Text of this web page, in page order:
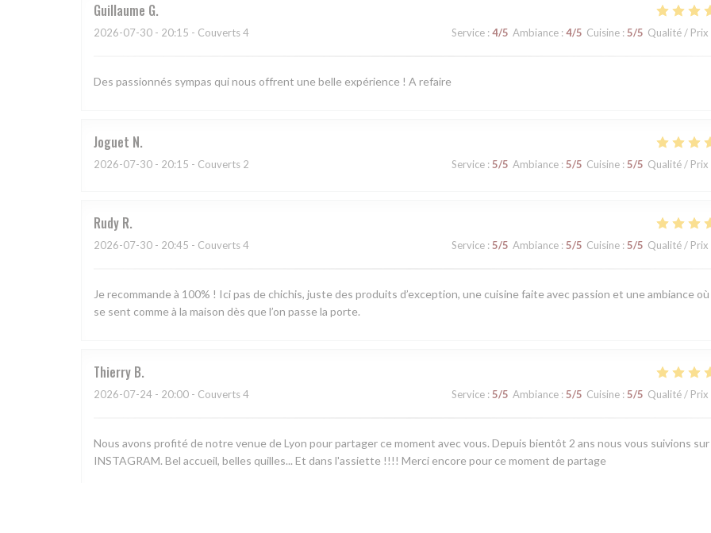
Guillaume G
2026-07-30 - 20:15 - Couverts 4 Service : 4/5 Ambiance : 4/5 Cuisine : 5/5 Qualité / Prix
Des passionnés sympas qui nous offrent une belle expérience ! A refaire
Joguet N
2026-07-30 - 20:15 - Couverts 2 Service : 5/5 Ambiance : 5/5 Cuisine : 5/5 Qualité / Prix
Rudy R
2026-07-30 - 20:45 - Couverts 4 Service : 5/5 Ambiance : 5/5 Cuisine : 5/5 Qualité / Prix
Je recommande à 100% ! Ici pas de chichis, juste des produits d’exception, une cuisine faite avec passion et une ambiance où
se sent comme à la maison dès que l’on passe la porte.
Thierry B
2026-07-24 - 20:00 - Couverts 4 Service : 5/5 Ambiance : 5/5 Cuisine : 5/5 Qualité / Prix
Nous avons profité de notre venue de Lyon pour partager ce moment avec vous. Depuis bientôt 2 ans nous vous suivions sur
INSTAGRAM. Bel accueil, belles quilles... Et dans l'assiette !!!! Merci encore pour ce moment de partage